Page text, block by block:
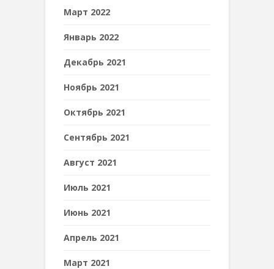
Март 2022
Январь 2022
Декабрь 2021
Ноябрь 2021
Октябрь 2021
Сентябрь 2021
Август 2021
Июль 2021
Июнь 2021
Апрель 2021
Март 2021